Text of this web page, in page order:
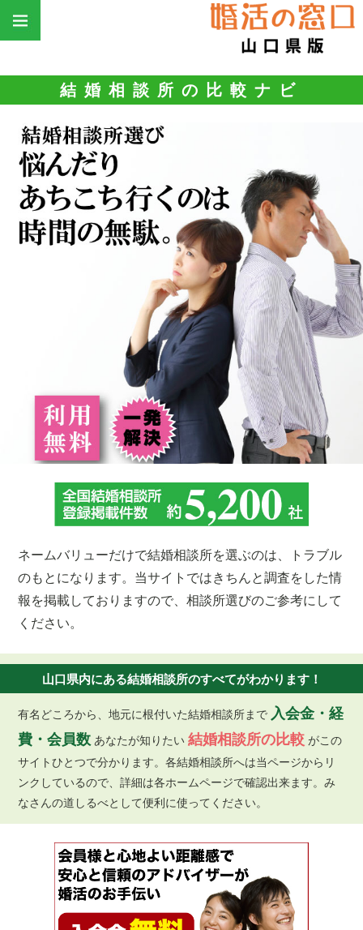
結婚相談所の比較ナビ
ネームバリューだけで結婚相談所を選ぶのは、トラブル
のもとになります。当サイトではきちんと調査をした情
報を掲載しておりますので、相談所選びのご参考にして
ください。
山口県内にある結婚相談所のすべてがわかります！
有名どころから、地元に根付いた結婚相談所まで 入会金・経
費・会員数 あなたが知りたい結婚相談所の比較 がこの
サイトひとつで分かります。各結婚相談所へは当ページからリ
ンクしているので、詳細は各ホームページで確認出来ます。み
なさんの道しるべとして便利に使ってください。